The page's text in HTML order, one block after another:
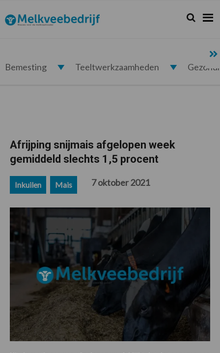
de
hoofdnavigatie
de
hoofd
de
eerste
de
voettekst
Melkveebedrijf.nl Zoeken...
Zoek
Bemesting Teeltwerkzaamheden
Afrijping snijmais afgelopen week
gemiddeld slechts 1,5 procent
Inkuilen Mais 7 oktober 2021